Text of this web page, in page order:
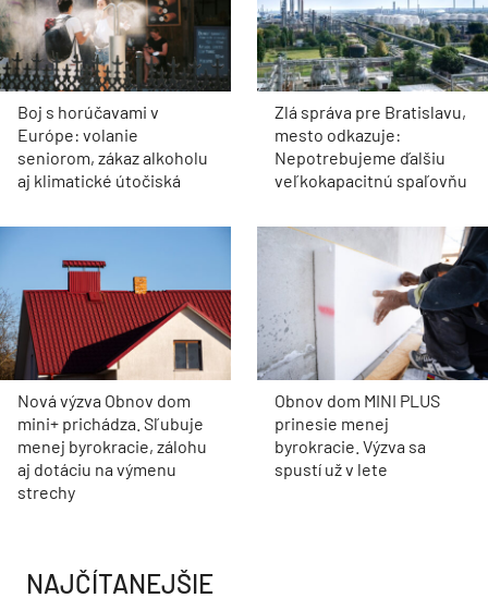
Boj s horúčavami v
Európe: volanie
seniorom, zákaz alkoholu
aj klimatické útočiská
Zlá správa pre Bratislavu,
mesto odkazuje:
Nepotrebujeme ďalšiu
veľkokapacitnú spaľovňu
Nová výzva Obnov dom
mini+ prichádza. Sľubuje
menej byrokracie, zálohu
aj dotáciu na výmenu
strechy
Obnov dom MINI PLUS
prinesie menej
byrokracie. Výzva sa
spustí už v lete
NAJČÍTANEJŠIE